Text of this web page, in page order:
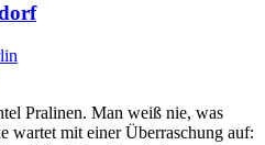
Pralinen. Man weiß nie, was
wartet mit einer Überraschung auf: